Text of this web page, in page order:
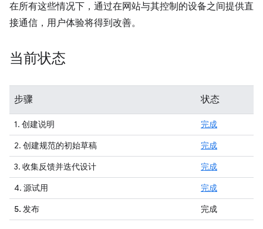
在所有这些情况下，通过在网站与其控制的设备之间提供直
接通信，用户体验将得到改善。
当前状态
步骤 状态
1. 创建说明
完成
2. 创建规范的初始草稿
完成
3. 收集反馈并迭代设计
完成
4. 源试用
完成
5. 发布
完成